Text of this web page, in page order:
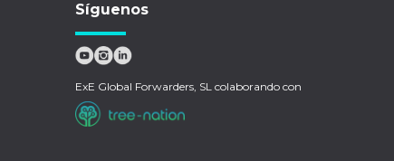
Síguenos
ExE Global Forwarders, SL colaborando con